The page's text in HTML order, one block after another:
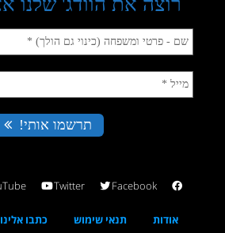
Facebook
Twitter
אודות תנאי שימוש כתבו אלינו